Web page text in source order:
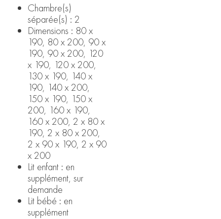
Chambre(s)
séparée(s) : 2
Dimensions : 80 x
190, 80 x 200, 90 x
190, 90 x 200, 120
x 190, 120 x 200,
130 x 190, 140 x
190, 140 x 200,
150 x 190, 150 x
200, 160 x 190,
160 x 200, 2 x 80 x
190, 2 x 80 x 200,
2 x 90 x 190, 2 x 90
x 200
Lit enfant : en
supplément, sur
demande
Lit bébé : en
supplément